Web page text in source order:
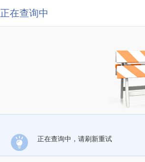
正在查询中
正在查询中，请刷新重试